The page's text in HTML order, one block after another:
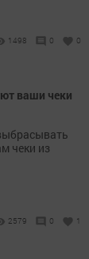
1498 0 0
ваши чеки
чеки из
2579 0 1